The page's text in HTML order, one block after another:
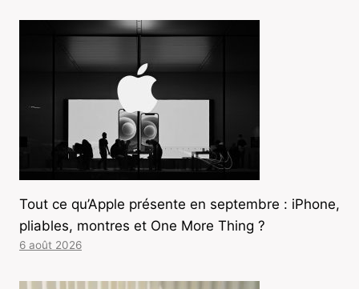
Tout ce qu’Apple présente en septembre : iPhone,
pliables, montres et One More Thing ?
6 août 2026